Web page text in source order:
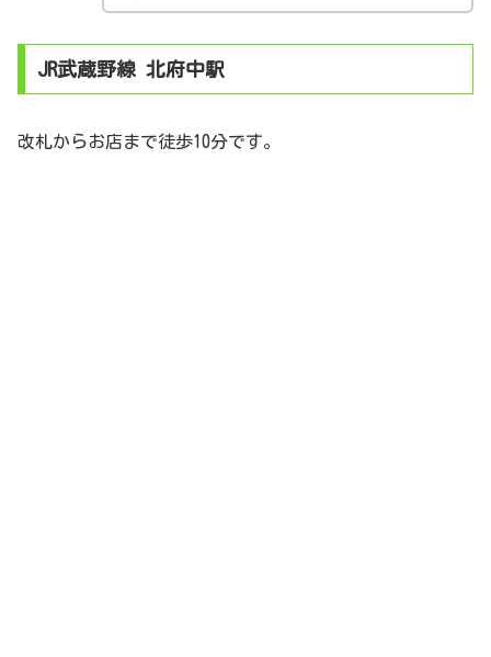
JR武蔵野線 北府中駅
改札からお店まで徒歩10分です。